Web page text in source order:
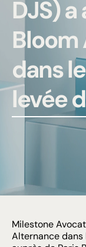
DJS)
Bloom
dans
levée
Milestone
Alternance dans